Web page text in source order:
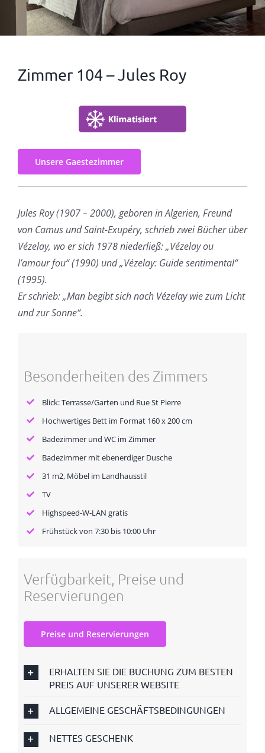
Zimmer 104 – Jules Roy
Unsere Gaestezimmer
Jules Roy (1907 – 2000), geboren in Algerien, Freund
von Camus und Saint-Exupéry, schrieb zwei Bücher über
Vézelay, wo er sich 1978 niederließ: „Vézelay ou
l’amour fou“ (1990) und „Vézelay: Guide sentimental“
(1995).
Er schrieb: „Man begibt sich nach Vézelay wie zum Licht
und zur Sonne“.
Besonderheiten des Zimmers
Blick: Terrasse/Garten und Rue St Pierre
Hochwertiges Bett im Format 160 x 200 cm
Badezimmer und WC im Zimmer
Badezimmer mit ebenerdiger Dusche
31 m2, Möbel im Landhausstil
TV
Highspeed-W-LAN gratis
Frühstück von 7:30 bis 10:00 Uhr
Verfügbarkeit, Preise und
Reservierungen
Preise und Reservierungen
ERHALTEN SIE DIE BUCHUNG ZUM BESTEN
PREIS AUF UNSERER WEBSITE
ALLGEMEINE GESCHÄFTSBEDINGUNGEN
NETTES GESCHENK